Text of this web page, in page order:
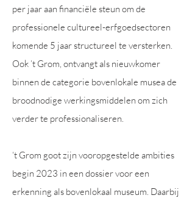
per jaar aan financiële steun om de
professionele cultureel-erfgoedsectoren
komende 5 jaar structureel te versterken.
Ook ’t Grom, ontvangt als nieuwkomer
binnen de categorie bovenlokale musea de
broodnodige werkingsmiddelen om zich
verder te professionaliseren.
‘t Grom goot zijn vooropgestelde ambities
begin 2023 in een dossier voor een
erkenning als bovenlokaal museum. Daarbij